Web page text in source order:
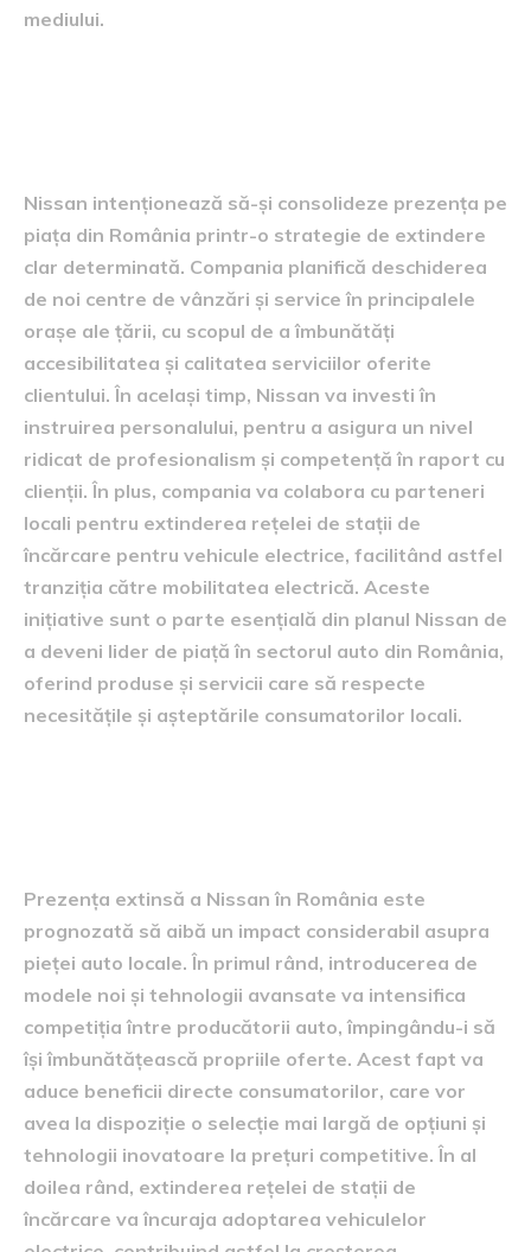
mediului.
Nissan intenționează să-și consolideze prezența pe
piața din România printr-o strategie de extindere
clar determinată. Compania planifică deschiderea
de noi centre de vânzări și service în principalele
orașe ale țării, cu scopul de a îmbunătăți
accesibilitatea și calitatea serviciilor oferite
clientului. În același timp, Nissan va investi în
instruirea personalului, pentru a asigura un nivel
ridicat de profesionalism și competență în raport cu
clienții. În plus, compania va colabora cu parteneri
locali pentru extinderea rețelei de stații de
încărcare pentru vehicule electrice, facilitând astfel
tranziția către mobilitatea electrică. Aceste
inițiative sunt o parte esențială din planul Nissan de
a deveni lider de piață în sectorul auto din România,
oferind produse și servicii care să respecte
necesitățile și așteptările consumatorilor locali.
Prezența extinsă a Nissan în România este
prognozată să aibă un impact considerabil asupra
pieței auto locale. În primul rând, introducerea de
modele noi și tehnologii avansate va intensifica
competiția între producătorii auto, împingându-i să
își îmbunătățească propriile oferte. Acest fapt va
aduce beneficii directe consumatorilor, care vor
avea la dispoziție o selecție mai largă de opțiuni și
tehnologii inovatoare la prețuri competitive. În al
doilea rând, extinderea rețelei de stații de
încărcare va încuraja adoptarea vehiculelor